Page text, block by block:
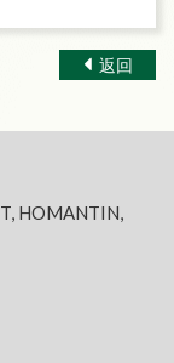
返回
HOMANTIN,